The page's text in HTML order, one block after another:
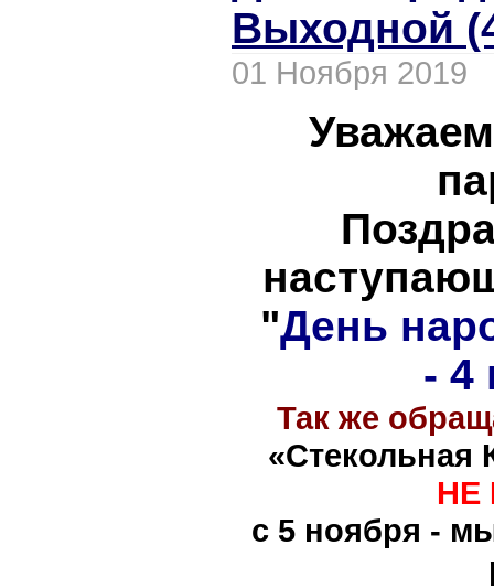
Выходной
01 Ноября 2019
"День
- 4
Так же
«Стекольная
НЕ
с 5 ноября -